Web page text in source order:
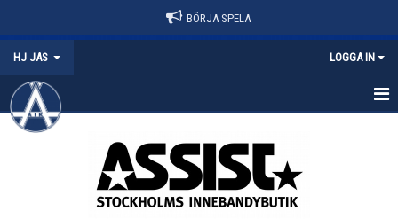
BÖRJA SPELA
HJ JAS LOGGA IN
HEM